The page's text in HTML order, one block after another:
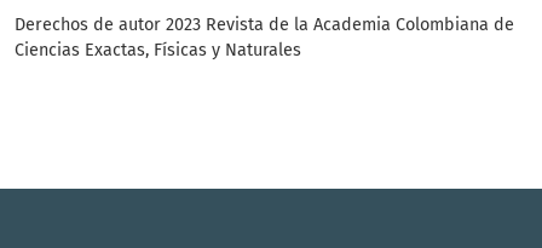
Derechos de autor 2023 Revista de la Academia Colombiana de
Ciencias Exactas, Físicas y Naturales